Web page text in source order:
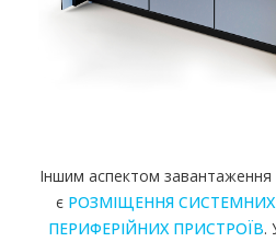
Іншим аспектом
є РОЗМІЩЕННЯ СИСТЕМНИХ
ПЕРИФЕРІЙНИХ ПРИСТРОЇВ.